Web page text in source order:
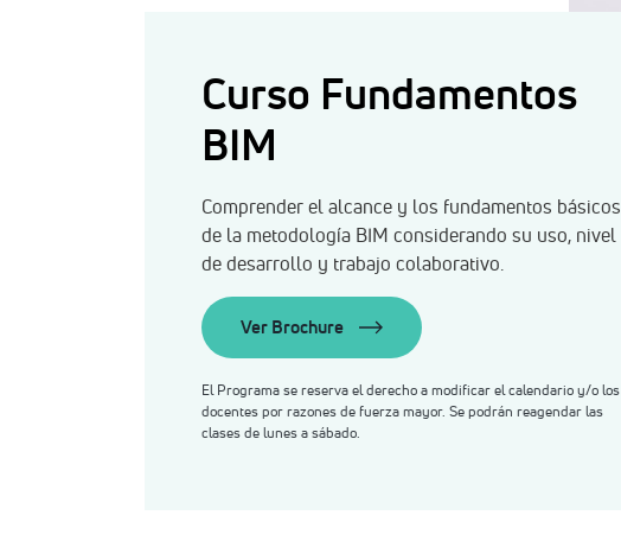
Curso Fundamentos
BIM
Comprender el alcance y los fundamentos básicos
de la metodología BIM considerando su uso, nivel
de desarrollo y trabajo colaborativo.
Ver Brochure
El Programa se reserva el derecho a modificar el calendario y/o los
docentes por razones de fuerza mayor. Se podrán reagendar las
clases de lunes a sábado.